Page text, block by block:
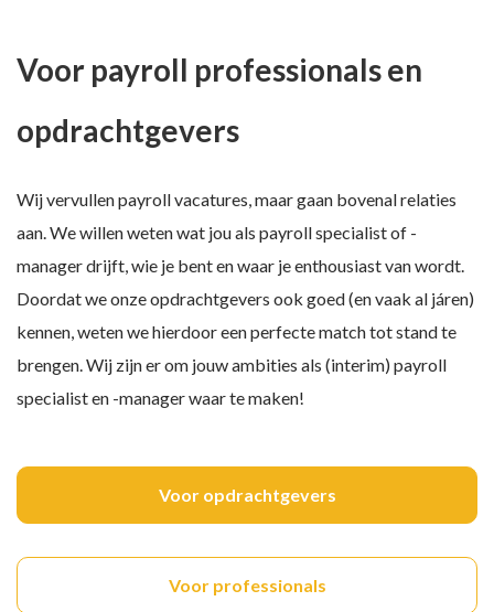
Voor payroll professionals en
opdrachtgevers
Wij vervullen payroll vacatures, maar gaan bovenal relaties
aan. We willen weten wat jou als payroll specialist of -
manager drijft, wie je bent en waar je enthousiast van wordt.
Doordat we onze opdrachtgevers ook goed (en vaak al járen)
kennen, weten we hierdoor een perfecte match tot stand te
brengen. Wij zijn er om jouw ambities als (interim) payroll
specialist en -manager waar te maken!
Voor opdrachtgevers
Voor professionals